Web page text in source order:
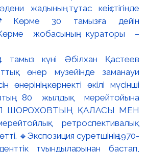
күні Әбілхан Қастеев
өнер музейінде заманауи
өнерінің көрнекті өкілі мүсінші
80 жылдық мерейтойына
ШОРОХОВТЫҢ ҚАЛАСЫ МЕН
ретроспективалық
🔹Экспозиция суретшінің 1970-
туындыларынан бастап,